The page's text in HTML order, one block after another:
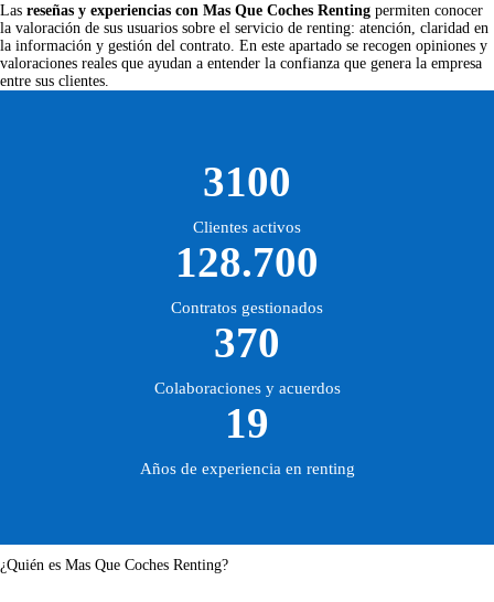
Las reseñas y experiencias con Mas Que Coches Renting permiten conocer
la valoración de sus usuarios sobre el servicio de renting: atención, claridad en
la información y gestión del contrato. En este apartado se recogen opiniones y
valoraciones reales que ayudan a entender la confianza que genera la empresa
entre sus clientes.
3100
Clientes activos
128.700
Contratos gestionados
370
Colaboraciones y acuerdos
19
Años de experiencia en renting
¿Quién es Mas Que Coches Renting?